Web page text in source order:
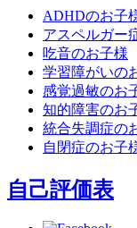
ADHDのお子
アスペルガー
吃音のお子様
学習障がいの
感覚過敏のお
知的障害のお
統合失調症の
自閉症のお子
自己評価表